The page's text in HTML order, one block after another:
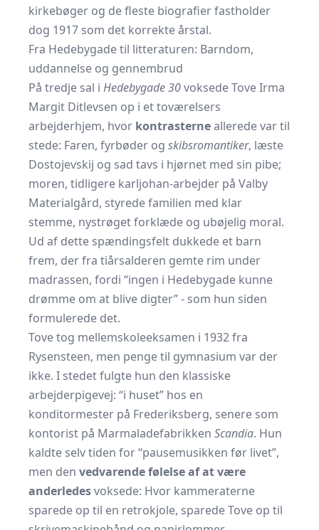
kirkebøger og de fleste biografier fastholder
dog 1917 som det korrekte årstal.
Fra Hedebygade til litteraturen: Barndom,
uddannelse og gennembrud
På tredje sal i Hedebygade 30voksede Tove Irma
Margit Ditlevsen op i et toværelsers
arbejderhjem, hvor kontrasterneallerede var til
stede: Faren, fyrbøder og skibsromantiker, læste
Dostojevskij og sad tavs i hjørnet med sin pibe;
moren, tidligere karljohan-arbejder på Valby
Materialgård, styrede familien med klar
stemme, nystrøget forklæde og ubøjelig moral.
Ud af dette spændingsfelt dukkede et barn
frem, der fra tiårsalderen gemte rim under
madrassen, fordi “ingen i Hedebygade kunne
drømme om at blive digter” - som hun siden
formulerede det.
Tove tog mellemskoleeksamen i 1932 fra
Rysensteen, men penge til gymnasium var der
ikke. I stedet fulgte hun den klassiske
arbejderpigevej: “i huset” hos en
konditormester på Frederiksberg, senere som
kontorist på Marmaladefabrikken Scandia. Hun
kaldte selv tiden for “pausemusikken før livet”,
men den vedvarende følelse af at være
anderledesvoksede: Hvor kammeraterne
sparede op til en retrokjole, sparede Tove op til